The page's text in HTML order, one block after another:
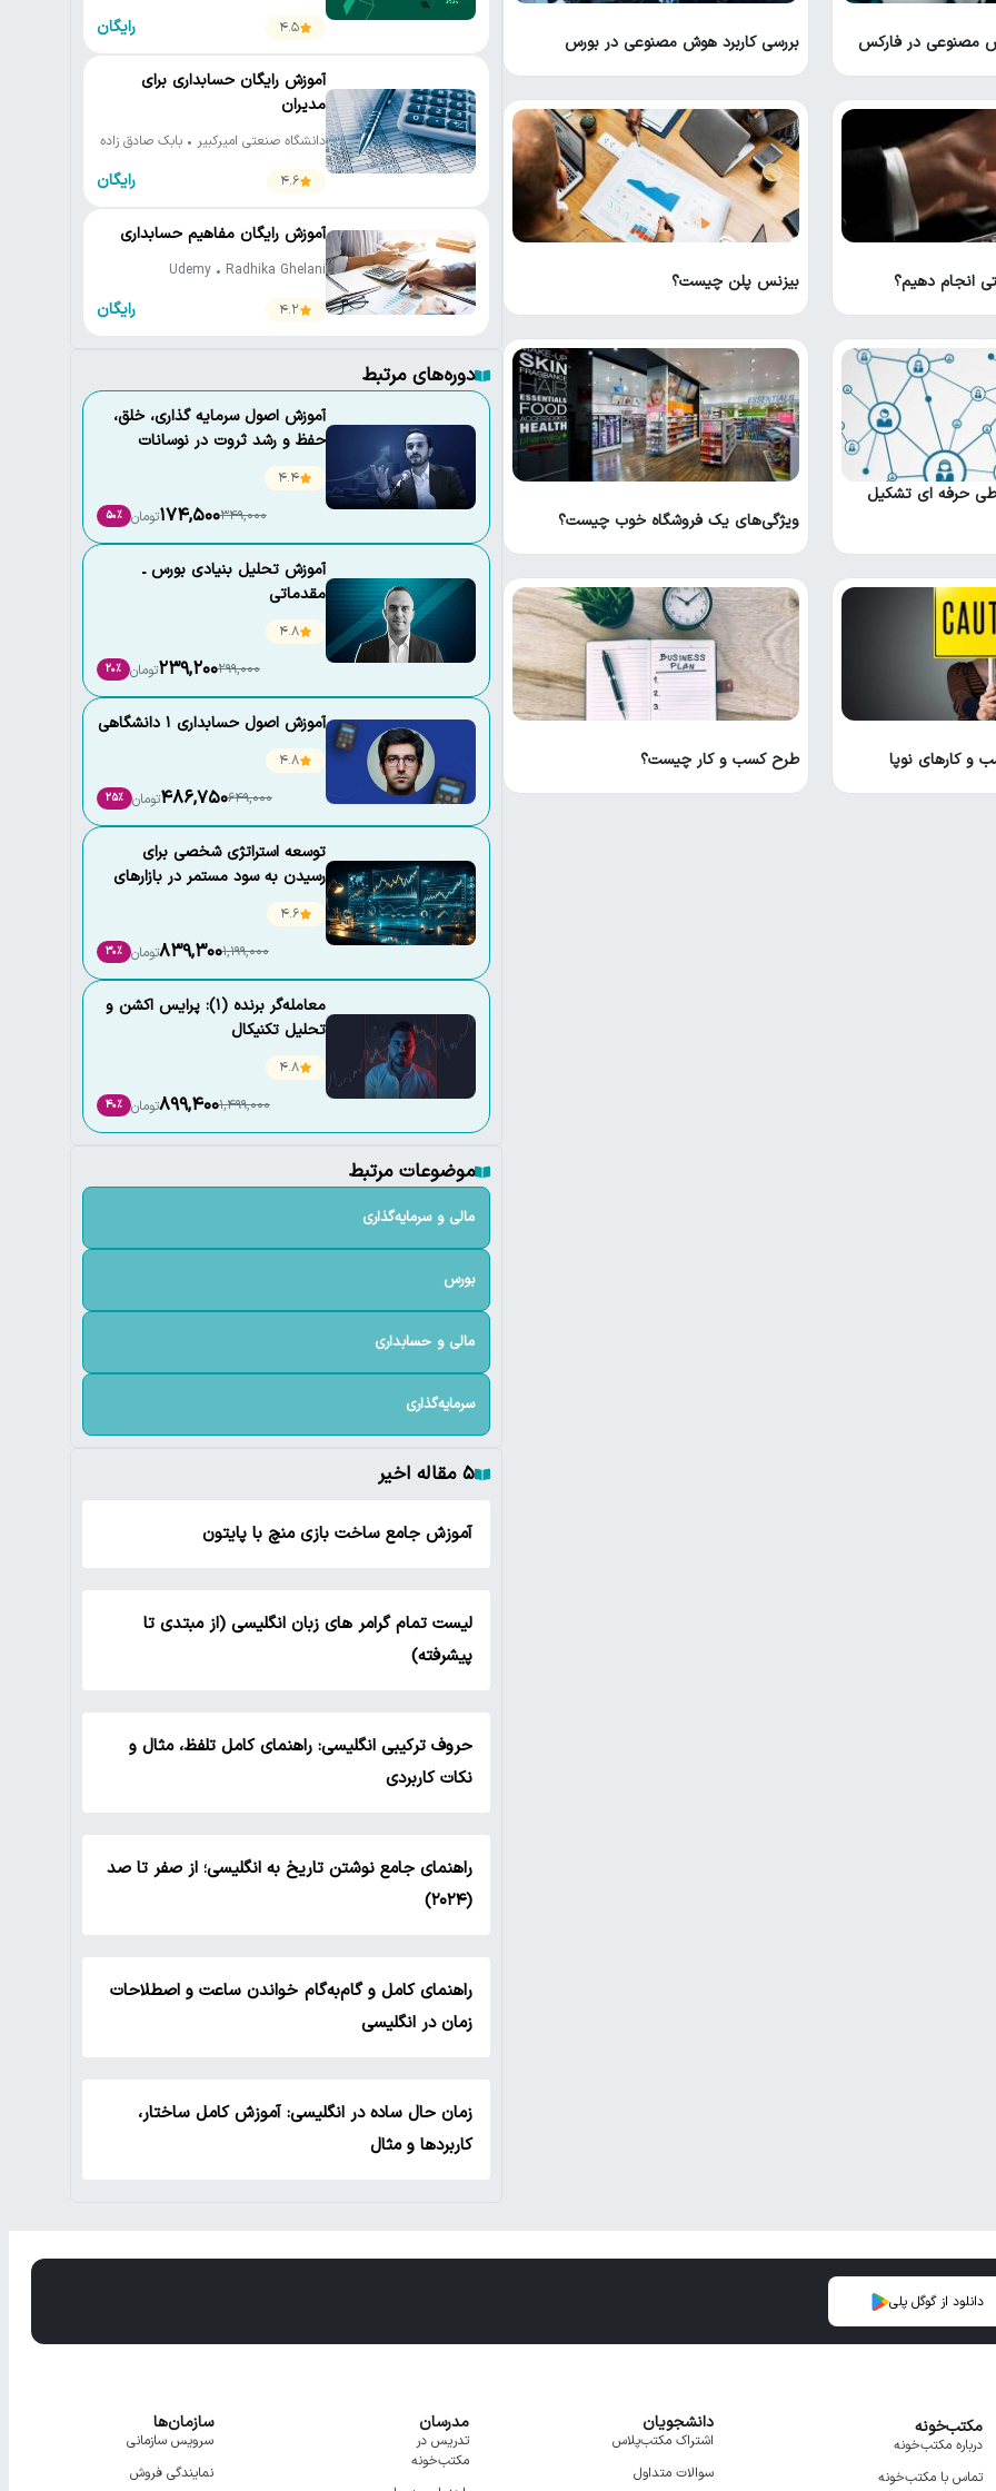
مصنوعی در فارکس بررسی کاربرد هوش مصنوعی در بورس
انجام دهیم؟ بیزنس پلن چیست؟
حرفه‌ ای تشکیل
ویژگی‌های یک فروشگاه خوب چیست؟
طرح کسب و کار چیست؟
صالح • محمد نورموسوی
4.5 رایگان
آموزش رایگان حسابداری برای
مدیران
دانشگاه صنعتی امیرکبیر • بابک صادق زاده
4.6
رایگان
آموزش رایگان مفاهیم حسابداری
Udemy • Radhika Ghelani
4.2
رایگان
دوره‌های مرتبط
آموزش اصول سرمايه گذاری، خلق،
حفظ و رشد ثروت در نوسانات
4.4
349,000
174,500تومان 50٪
آموزش تحلیل بنیادی بورس ـ
مقدماتی
4.8
299,000
239,200تومان 20٪
آموزش اصول حسابداری 1 دانشگاهی
4.8
649,000
486,750تومان 25٪
توسعه استراتژی شخصی برای
رسیدن به سود مستمر در بازارهای
4.6
1,199,000
839,300تومان 30٪
معامله‌گر برنده (1): پرایس اکشن و
تحلیل تکنیکال
4.8
1,499,000
899,400تومان 40٪
موضوعات مرتبط
مالی و سرمایه‌گذاری
بورس
مالی و حسابداری
سرمایه‌گذاری
۵ مقاله اخیر
آموزش جامع ساخت بازی منچ با پایتون
لیست تمام گرامر های زبان انگلیسی (از مبتدی تا
پیشرفته)
حروف ترکیبی انگلیسی: راهنمای کامل تلفظ، مثال و
نکات کاربردی
راهنمای جامع نوشتن تاریخ به انگلیسی؛ از صفر تا صد
(۲۰۲۴)
راهنمای کامل و گام‌به‌گام خواندن ساعت و اصطلاحات
زمان در انگلیسی
زمان حال ساده در انگلیسی: آموزش کامل ساختار،
کاربردها و مثال
دانلود از گوگل پلی
مکتب‌خونه
درباره مکتب‌خونه
تماس با مکتب‌خونه
دانشجویان
اشتراک مکتب‌پلاس
سوالات متداول
مدرسان
تدریس در
مکتب‌خونه
سازمان‌ها
سرویس سازمانی
نمایندگی فروش